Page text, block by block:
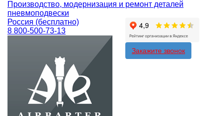
Производство, модернизация и ремонт деталей
пневмоподвески
Россия (бесплатно)
8 800-500-73-13
Закажите звонок